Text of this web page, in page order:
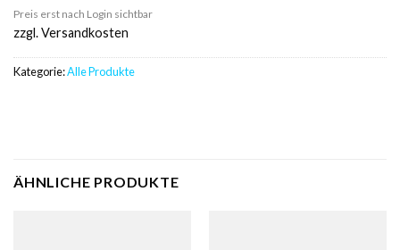
Preis erst nach Login sichtbar
zzgl. Versandkosten
Kategorie:Alle Produkte
ÄHNLICHE PRODUKTE